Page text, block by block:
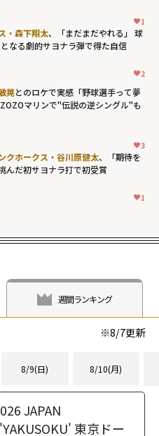
1
・森下翔太、「まだまだやれる」 球
なる劇的サヨナラ弾で得た自信
2
晃とのロケで実感「野球選手って夢
マリンで"伝説の逆シングル"も
3
クホークス・谷川原健太、「期待を
んだ初サヨナラ打で初受賞
1
週間ランキング
※8/7更新
8/9(日) 8/10(月)
JAPAN
東京ドー